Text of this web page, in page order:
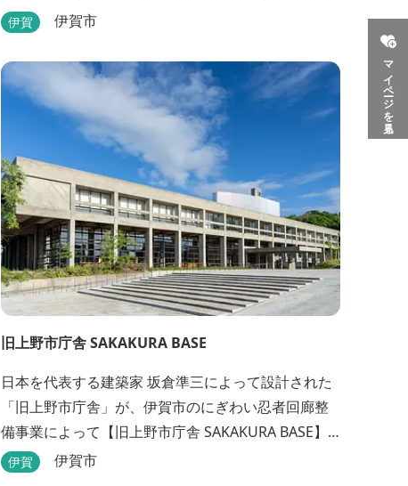
マイページを見る
ぎを提供いたします。大浴場や駐車場などルートイ
な和のニュアンスを湛えた空間は、ビジネスにも観
光にも、幅広くお役立ていただけるホテルです。
伊賀 伊賀市
旧上野市庁舎 SAKAKURA BASE
日本を代表する建築家 坂倉準三によって設計された
「旧上野市庁舎」が、伊賀市のにぎわい忍者回廊整
備事業によって【旧上野市庁舎 SAKAKURA BASE】
として生まれ変わりました。 館内には図書館やホテ
伊賀 伊賀市